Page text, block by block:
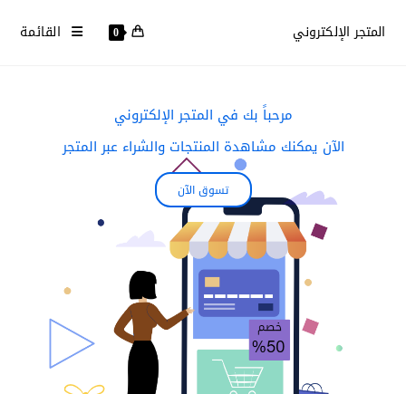
المتجر الإلكتروني 0 القائمة
مرحباً بك في المتجر الإلكتروني
الآن يمكنك مشاهدة المنتجات والشراء عبر المتجر
تسوق الآن